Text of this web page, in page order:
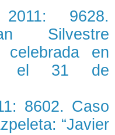
9628.
Silvestre
celebrada en
el 31 de
8602. Caso
“Javier